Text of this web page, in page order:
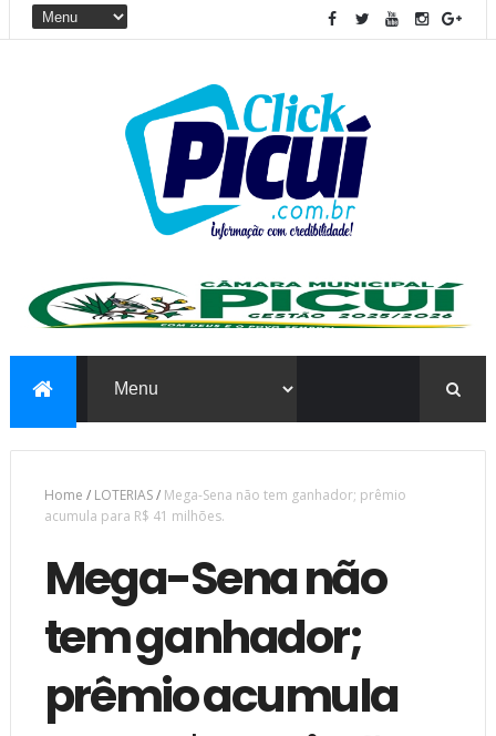
Home / LOTERIAS/ Mega-Sena não tem ganhador; prêmio
acumula para R$ 41 milhões.
Mega-Sena não
tem ganhador;
prêmio acumula